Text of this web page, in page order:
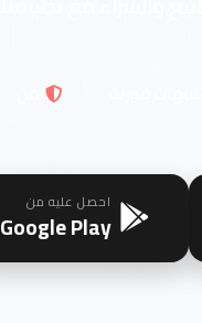
احصل عليه من
Google Play